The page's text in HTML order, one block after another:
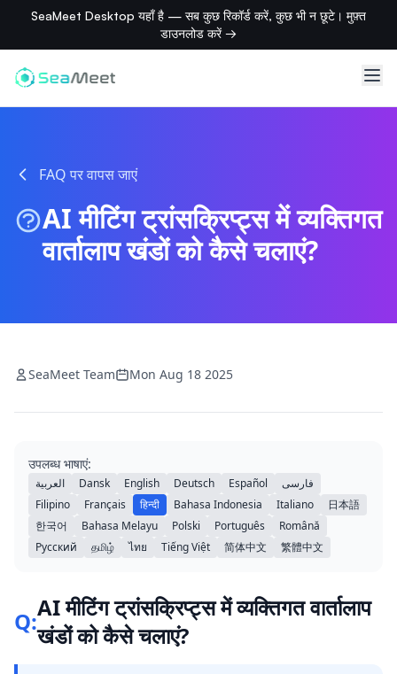
SeaMeet Desktop यहाँ है — सब कुछ रिकॉर्ड करें, कुछ भी न छूटे। मुफ़्त
डाउनलोड करें →
FAQ पर वापस जाएं
AI मीटिंग ट्रांसक्रिप्ट्स में व्यक्तिगत
वार्तालाप खंडों को कैसे चलाएं?
SeaMeet Team Mon Aug 18 2025
उपलब्ध भाषाएं:
العربية Dansk English Deutsch Español
فارسی
Filipino
Français हिन्दी Bahasa Indonesia Italiano
日本語
한국어
Bahasa Melayu Polski Português
Română
Русский
தமிழ் ไทย Tiếng Việt 简体中文 繁體中文
Q:AI मीटिंग ट्रांसक्रिप्ट्स में व्यक्तिगत वार्तालाप
खंडों को कैसे चलाएं?